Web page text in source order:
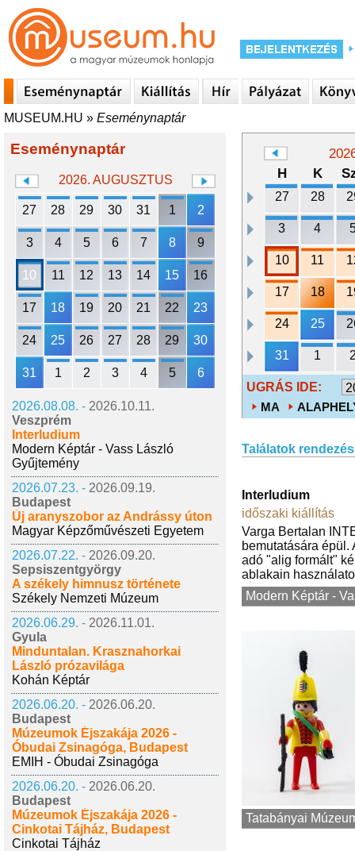
MUSEUM.HU » Eseménynaptár
Eseménynaptár
2026. AUGUSZTUS
27 28 29 30 31 1 2
3 4 5 6 7 8 9
10 11 12 13 14 15 16
17 18 19 20 21 22 23
24 25 26 27 28 29 30
31 1 2 3 4 5 6
2026.08.08. - 2026.10.11.
Veszprém
Interludium
Modern Képtár - Vass László
Gyűjtemény
2026.07.23. - 2026.09.19.
Budapest
Új aranyszobor az Andrássy úton
Magyar Képzőművészeti Egyetem
2026.07.22. - 2026.09.20.
Sepsiszentgyörgy
A székely himnusz története
Székely Nemzeti Múzeum
2026.06.29. - 2026.11.01.
Gyula
Minduntalan. Krasznahorkai
László prózavilága
Kohán Képtár
2026.06.20. - 2026.06.20.
Budapest
Múzeumok Éjszakája 2026 -
Óbudai Zsinagóga, Budapest
EMIH - Óbudai Zsinagóga
2026.06.20. - 2026.06.20.
Budapest
Múzeumok Éjszakája 2026 -
Cinkotai Tájház, Budapest
Cinkotai Tájház
H
K
27 28
3 4
10 11
17 18
24 25
31 1
UGRÁS IDE:
MA
Találatok
Interludium
időszaki kiállítás
Varga Bertalan
bemutatására épül.
adó "alig formált"
ablakain
Modern Képtár -
Tatabányai